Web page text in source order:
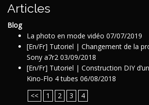
Articles
Blog
La photo en mode vidéo 07/07/2019
[En/Fr] Tutoriel | Changement de la
Sony a7r2 03/09/2018
[En/Fr] Tutoriel | Construction DIY
Kino-Flo 4 tubes 06/08/2018
<<
1 2 3 4